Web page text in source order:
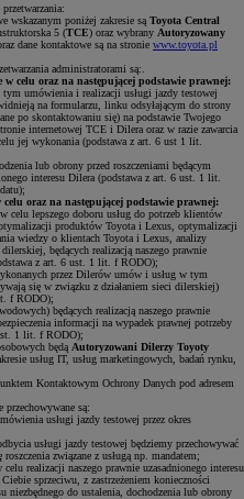
wskazanym poniżej zakresie są Toyota Central
5 (TCE) oraz wybrany Autoryzowany
dane kontaktowe są na stronie www.toyota.pl
administratorami są:.
w celu oraz na następującej podstawie prawnej:
tym umówienia i realizacji usługi jazdy testowej
na formularzu, linku odsyłającym do strony
po skontaktowaniu się) na podstawie Twojego
internetowej TCE i Dilera oraz w razie zawarcia
jej wykonania (podstawa z art. 6 ust 1 lit.
lub obrony przed roszczeniami będącym
interesu Dilera (podstawa z art. 6 ust. 1 lit.
oraz na następującej podstawie prawnej:
celu lepszego doboru usług do potrzeb klientów
produktów Toyota i Lexus, optymalizacji
wiedzy o klientach Toyota i Lexus, analizy
będących realizacją naszego prawnie
z art. 6 ust. 1 lit. f RODO);
przez Dilerów umów i usług w tym
się w związku z działaniem sieci dilerskiej)
f RODO);
będących realizacją naszego prawnie
informacji na wypadek prawnej potrzeby
1 lit. f RODO);
będą Autoryzowani Dilerzy Toyoty
usług IT, usług marketingowych, badań rynku,
Kontaktowym Ochrony Danych pod adresem
przechowywane są:
usługi jazdy testowej przez okres
usługi jazdy testowej będziemy przechowywać
związane z usługą np. mandatem;
realizacji naszego prawnie uzasadnionego interesu
sprzeciwu, z zastrzeżeniem konieczności
niezbędnego do ustalenia, dochodzenia lub obrony